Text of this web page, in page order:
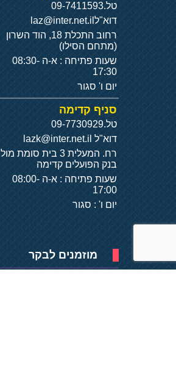
טל.09-7411593
דוא"ל laz@inter.net.il
רחוב התכלת 18, הוד השרון
(מתחם הסילו)
שעות פתיחה : א-ה 08:30-
17:30
יום ו' סגור
סניף קדימה
טל.09-7730929
דוא"ל
רח. המעלית 3 בית סומת מול
בנק הפועלים קדימה
שעות פתיחה : א-ה 08:00-
17:00
יום ו' : סגור
מוזמנים לבקר